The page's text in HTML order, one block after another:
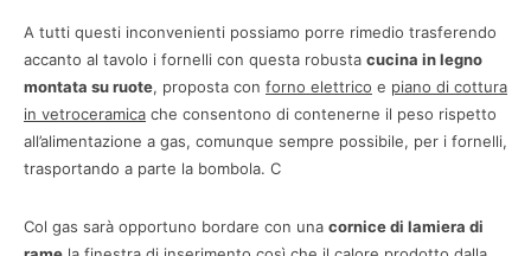
A tutti questi inconvenienti possiamo porre rimedio trasferendo
accanto al tavolo i fornelli con questa robusta cucina in legno
montata su ruote, proposta con forno elettrico e piano di cottura
in vetroceramica che consentono di contenerne il peso rispetto
all’alimentazione a gas, comunque sempre possibile, per i fornelli,
trasportando a parte la bombola. C
Col gas sarà opportuno bordare con una cornice di lamiera di